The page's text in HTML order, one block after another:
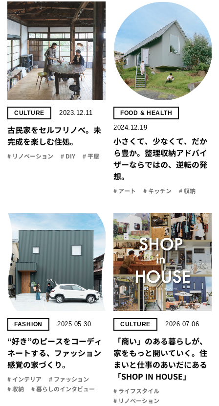
CULTURE 2023.12.11
古民家をセルフリノべ。未
完成を楽しむ住処。
# リノベーション # DIY # 平屋
FOOD & HEALTH
2024.12.19
小さくて、少なくて、だか
ら豊か。整理収納アドバイ
ザーならではの、逆転の発
想。
# アート # キッチン # 収納
FASHION 2025.05.30
“好き”のピースをコーディ
ネートする、ファッション
感覚の家づくり。
# インテリア
# ファッション
# 収納
# 暮らしのインタビュー
CULTURE 2026.07.06
「商い」の​ある​暮らしが、​
家を​もっと​開いていく。​住
まいと​仕事の​あいだに​ある​
「SHOP IN HOUSE」
# ライフスタイル
# リノベーション